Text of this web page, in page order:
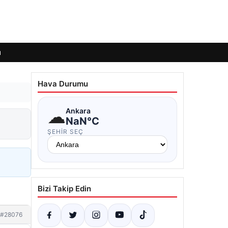
#28076
Hava Durumu
☁Ankara
NaN°C
ŞEHIR SEÇ
Bizi Takip Edin